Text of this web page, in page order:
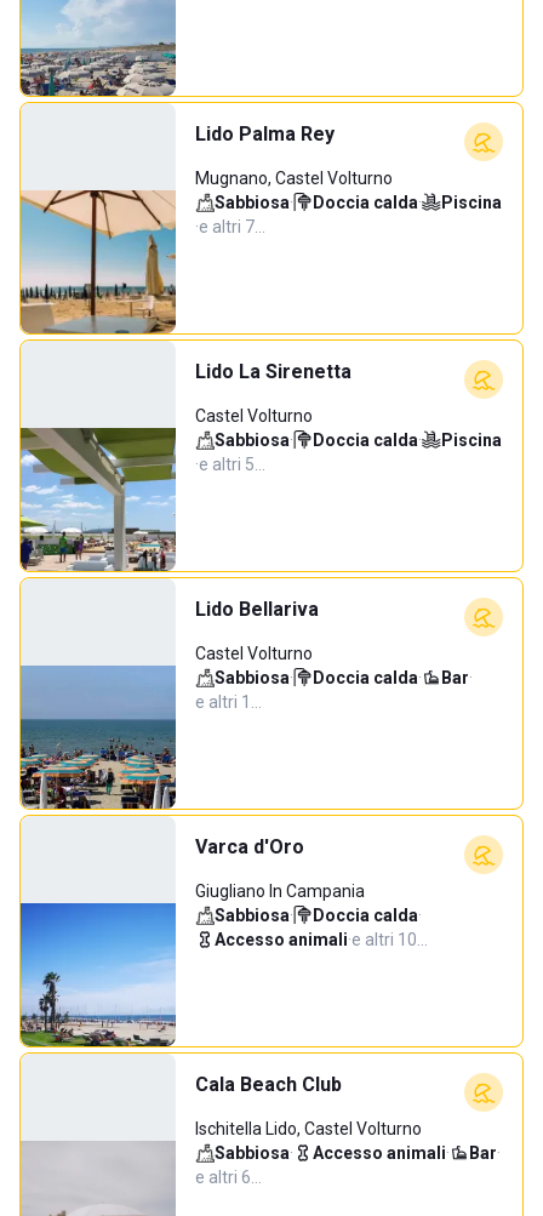
Lido Palma Rey
Mugnano, Castel Volturno
Sabbiosa· Doccia calda·
Piscina
·e altri 7…
Lido La Sirenetta
Castel Volturno
Sabbiosa· Doccia calda·
Piscina
·e altri 5…
Lido Bellariva
Castel Volturno
Sabbiosa· Doccia calda· Bar·
e altri 1…
Varca d'Oro
Giugliano In Campania
Sabbiosa· Doccia calda·
Accesso animali·e altri 10…
Cala Beach Club
Ischitella Lido, Castel Volturno
Sabbiosa· Accesso animali· Bar·
e altri 6…